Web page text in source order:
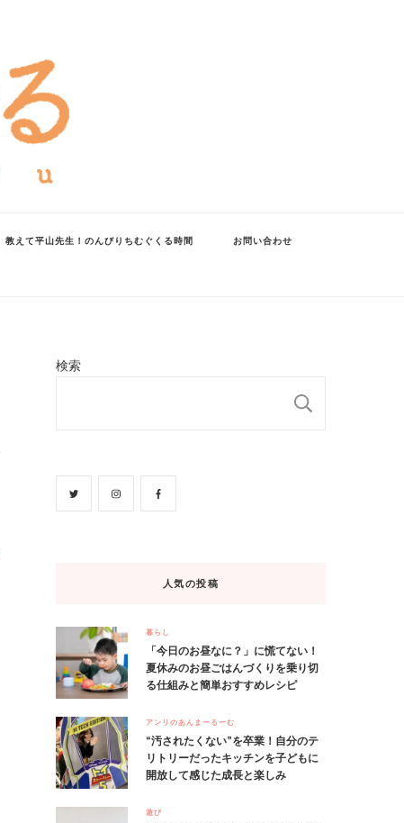
教えて平山先生！のんびりちむぐくる時間 お問い合わせ
検索
人気の投稿
暮らし
「今日のお昼なに？」に慌てない！
夏休みのお昼ごはんづくりを乗り切
る仕組みと簡単おすすめレシピ
アンリのあんまーるーむ
“汚されたくない”を卒業！自分のテ
リトリーだったキッチンを子どもに
開放して感じた成長と楽しみ
遊び